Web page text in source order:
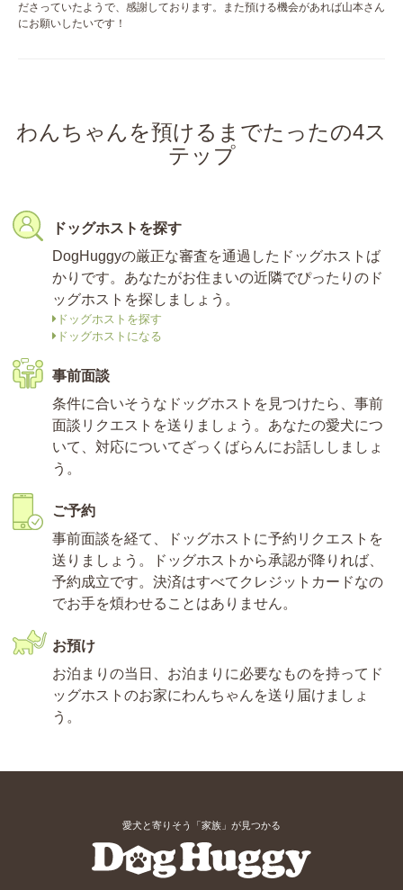
ださっていたようで、感謝しております。また預ける機会があれば山本さん
にお願いしたいです！
わんちゃんを預けるまでたったの4ス
テップ
ドッグホストを探す
DogHuggyの厳正な審査を通過したドッグホストば
かりです。あなたがお住まいの近隣でぴったりのド
ッグホストを探しましょう。
ドッグホストを探す
ドッグホストになる
事前面談
条件に合いそうなドッグホストを見つけたら、事前
面談リクエストを送りましょう。あなたの愛犬につ
いて、対応についてざっくばらんにお話ししましょ
う。
ご予約
事前面談を経て、ドッグホストに予約リクエストを
送りましょう。ドッグホストから承認が降りれば、
予約成立です。決済はすべてクレジットカードなの
でお手を煩わせることはありません。
お預け
お泊まりの当日、お泊まりに必要なものを持ってド
ッグホストのお家にわんちゃんを送り届けましょ
う。
愛犬と寄りそう「家族」が見つかる